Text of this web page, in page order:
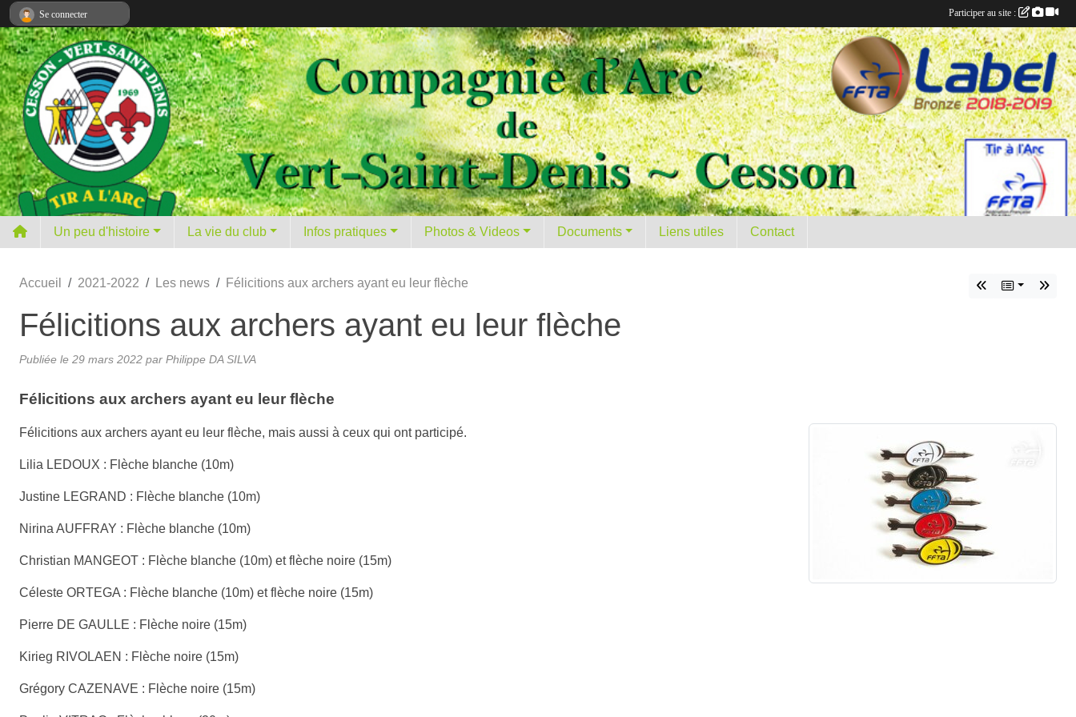
Un peu d'histoire La vie du club Infos pratiques Photos & Videos Documents Liens utiles Contact
Accueil 2021-2022 Les news Félicitions aux archers ayant eu leur flèche
Félicitions aux archers ayant eu leur flèche
Publiée le 29 mars 2022 par Philippe DA SILVA
Félicitions aux archers ayant eu leur flèche
Félicitions aux archers ayant eu leur flèche, mais aussi à ceux qui ont participé.
Lilia LEDOUX : Flèche blanche (10m)
Justine LEGRAND : Flèche blanche (10m)
Nirina AUFFRAY : Flèche blanche (10m)
Christian MANGEOT : Flèche blanche (10m) et flèche noire (15m)
Céleste ORTEGA : Flèche blanche (10m) et flèche noire (15m)
Pierre DE GAULLE : Flèche noire (15m)
Kirieg RIVOLAEN : Flèche noire (15m)
Grégory CAZENAVE : Flèche noire (15m)
Se connecter Participer au site :
Panneau de gestion des cookies